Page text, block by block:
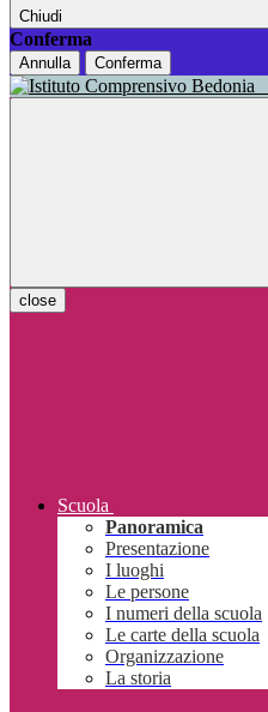
Chiudi
Conferma
Annulla Conferma
close
Scuola
Panoramica
Presentazione
I luoghi
Le persone
I numeri della scuola
Le carte della scuola
Organizzazione
La storia